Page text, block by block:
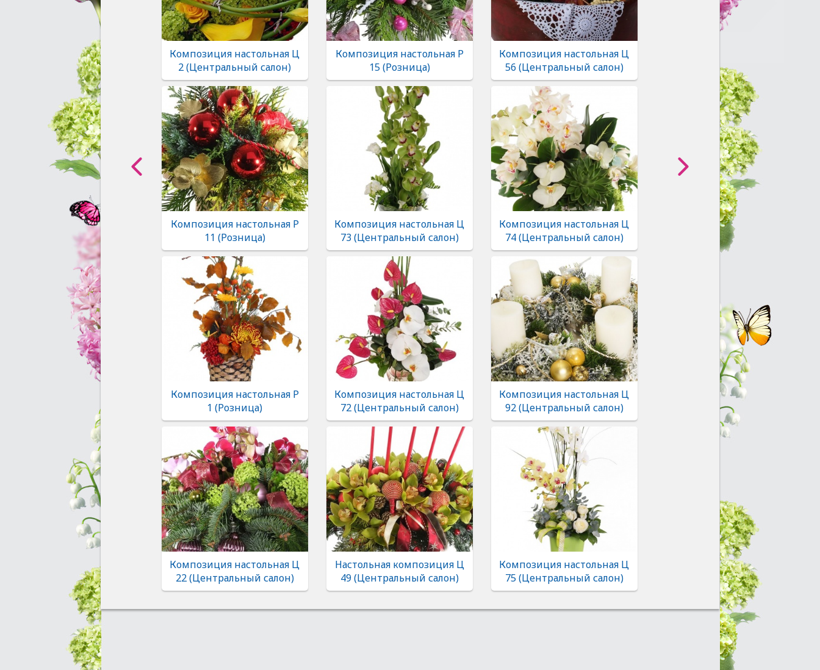
Композиция настольная Ц
2 (Центральный салон)
Композиция настольная Р
15 (Розница)
Композиция настольная Ц
56 (Центральный салон)
Композиция настольная Р
11 (Розница)
Композиция настольная Ц
73 (Центральный салон)
Композиция настольная Ц
74 (Центральный салон)
Композиция настольная Р
1 (Розница)
Композиция настольная Ц
72 (Центральный салон)
Композиция настольная Ц
92 (Центральный салон)
Композиция настольная Ц
22 (Центральный салон)
Настольная композиция Ц
49 (Центральный салон)
Композиция настольная Ц
75 (Центральный салон)